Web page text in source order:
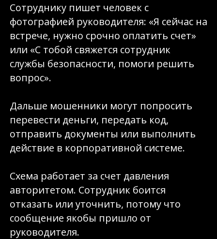
Сотруднику пишет человек с
фотографией руководителя: «Я сейчас на
встрече, нужно срочно оплатить счет»
или «С тобой свяжется сотрудник
службы безопасности, помоги решить
вопрос».
Дальше мошенники могут попросить
перевести деньги, передать код,
отправить документы или выполнить
действие в корпоративной системе.
Схема работает за счет давления
авторитетом. Сотрудник боится
отказать или уточнить, потому что
сообщение якобы пришло от
руководителя.